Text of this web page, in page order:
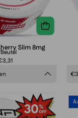
Slim 8mg
CUBA
White